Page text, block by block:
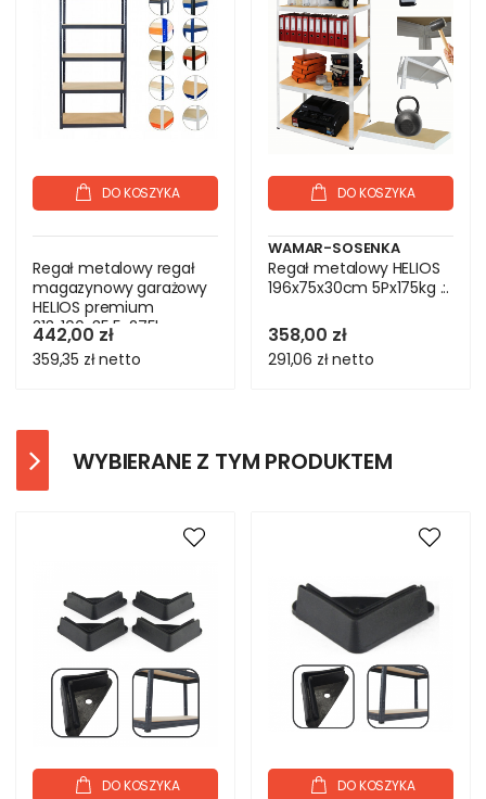
DO KOSZYKA
Regał metalowy regał
magazynowy garażowy
HELIOS premium
213x100x35 5x275kg
442,00 zł
359,35 złnetto
DO KOSZYKA
WAMAR-SOSENKA
Regał metalowy HELIOS
196x75x30cm 5Px175kg .:.
358,00 zł
291,06 złnetto
WYBIERANE Z TYM PRODUKTEM
DO KOSZYKA DO KOSZYKA